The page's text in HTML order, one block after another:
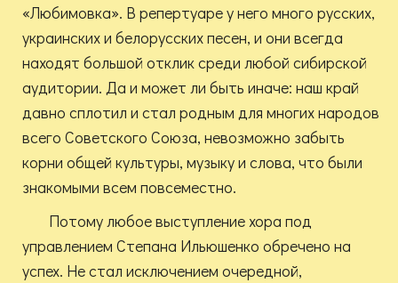
«Любимовка». В репертуаре у него много русских,
украинских и белорусских песен, и они всегда
находят большой отклик среди любой сибирской
аудитории. Да и может ли быть иначе: наш край
давно сплотил и стал родным для многих народов
всего Советского Союза, невозможно забыть
корни общей культуры, музыку и слова, что были
знакомыми всем повсеместно.
Потому любое выступление хора под
управлением Степана Ильюшенко обречено на
успех. Не стал исключением очередной,